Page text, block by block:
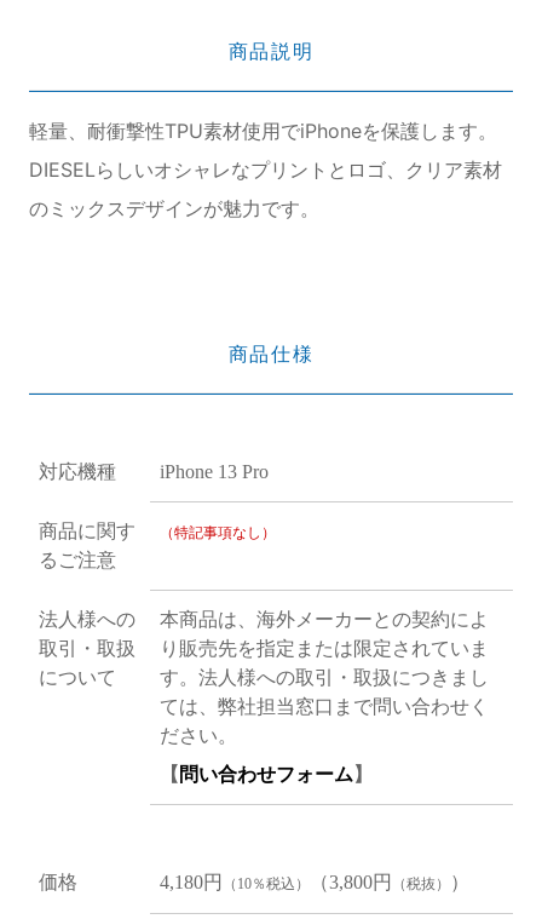
商品説明
軽量、耐衝撃性TPU素材使用でiPhoneを保護します。
DIESELらしいオシャレなプリントとロゴ、クリア素材
のミックスデザインが魅力です。
商品仕様
対応機種 iPhone 13 Pro
商品に関す
るご注意
（特記事項なし）
法人様への
取引・取扱
について
本商品は、海外メーカーとの契約によ
り販売先を指定または限定されていま
す。法人様への取引・取扱につきまし
ては、弊社担当窓口まで問い合わせく
ださい。
【 問い合わせフォーム 】
価格 4,180円 （10％税込） （3,800円 （税抜） ）